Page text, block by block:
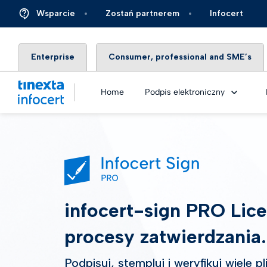
Wsparcie Zostań partnerem Infocert
Enterprise Consumer, professional and SME’s
Home Podpis elektroniczny
QES
eSeal
eSeal
infocert-sign PRO
procesy zatwierdzania.
Podpisuj, stempluj i weryfikuj wiele